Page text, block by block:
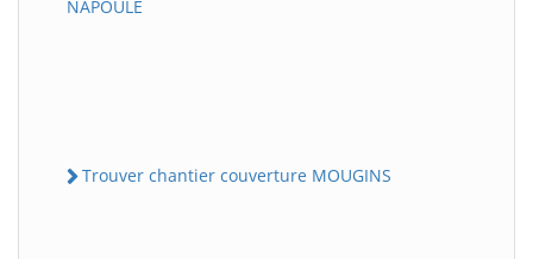
NAPOULE
Trouver chantier couverture MOUGINS